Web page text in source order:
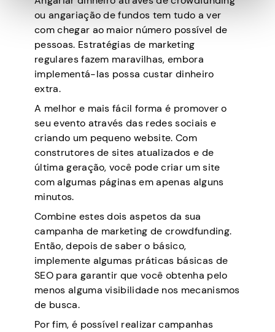
ou angariação de fundos tem tudo a ver
com chegar ao maior número possível de
pessoas. Estratégias de marketing
regulares fazem maravilhas, embora
implementá-las possa custar dinheiro
extra.
A melhor e mais fácil forma é promover o
seu evento através das redes sociais e
criando um pequeno website. Com
construtores de sites atualizados e de
última geração, você pode criar um site
com algumas páginas em apenas alguns
minutos.
Combine estes dois aspetos da sua
campanha de marketing de crowdfunding.
Então, depois de saber o básico,
implemente algumas práticas básicas de
SEO para garantir que você obtenha pelo
menos alguma visibilidade nos mecanismos
de busca.
Por fim, é possível realizar campanhas